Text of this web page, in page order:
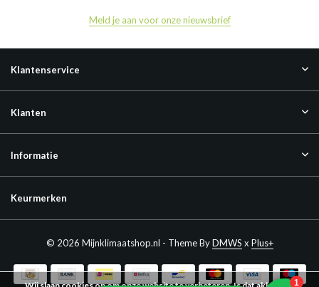
Meld je aan voor onze nieuwsbrief
Klantenservice
Klanten
Informatie
Keurmerken
© 2026 Mijnklimaatshop.nl - Theme ByDMWS x Plus+